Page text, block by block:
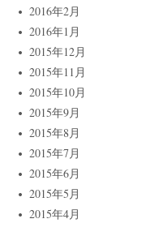
2016年2月
2016年1月
2015年12月
2015年11月
2015年10月
2015年9月
2015年8月
2015年7月
2015年6月
2015年5月
2015年4月